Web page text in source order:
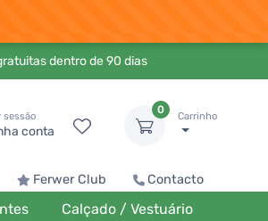
dentro de 90 dias
sessão
conta
0
Carrinho
Ferwer Club Contacto
Calçado / Vestuário